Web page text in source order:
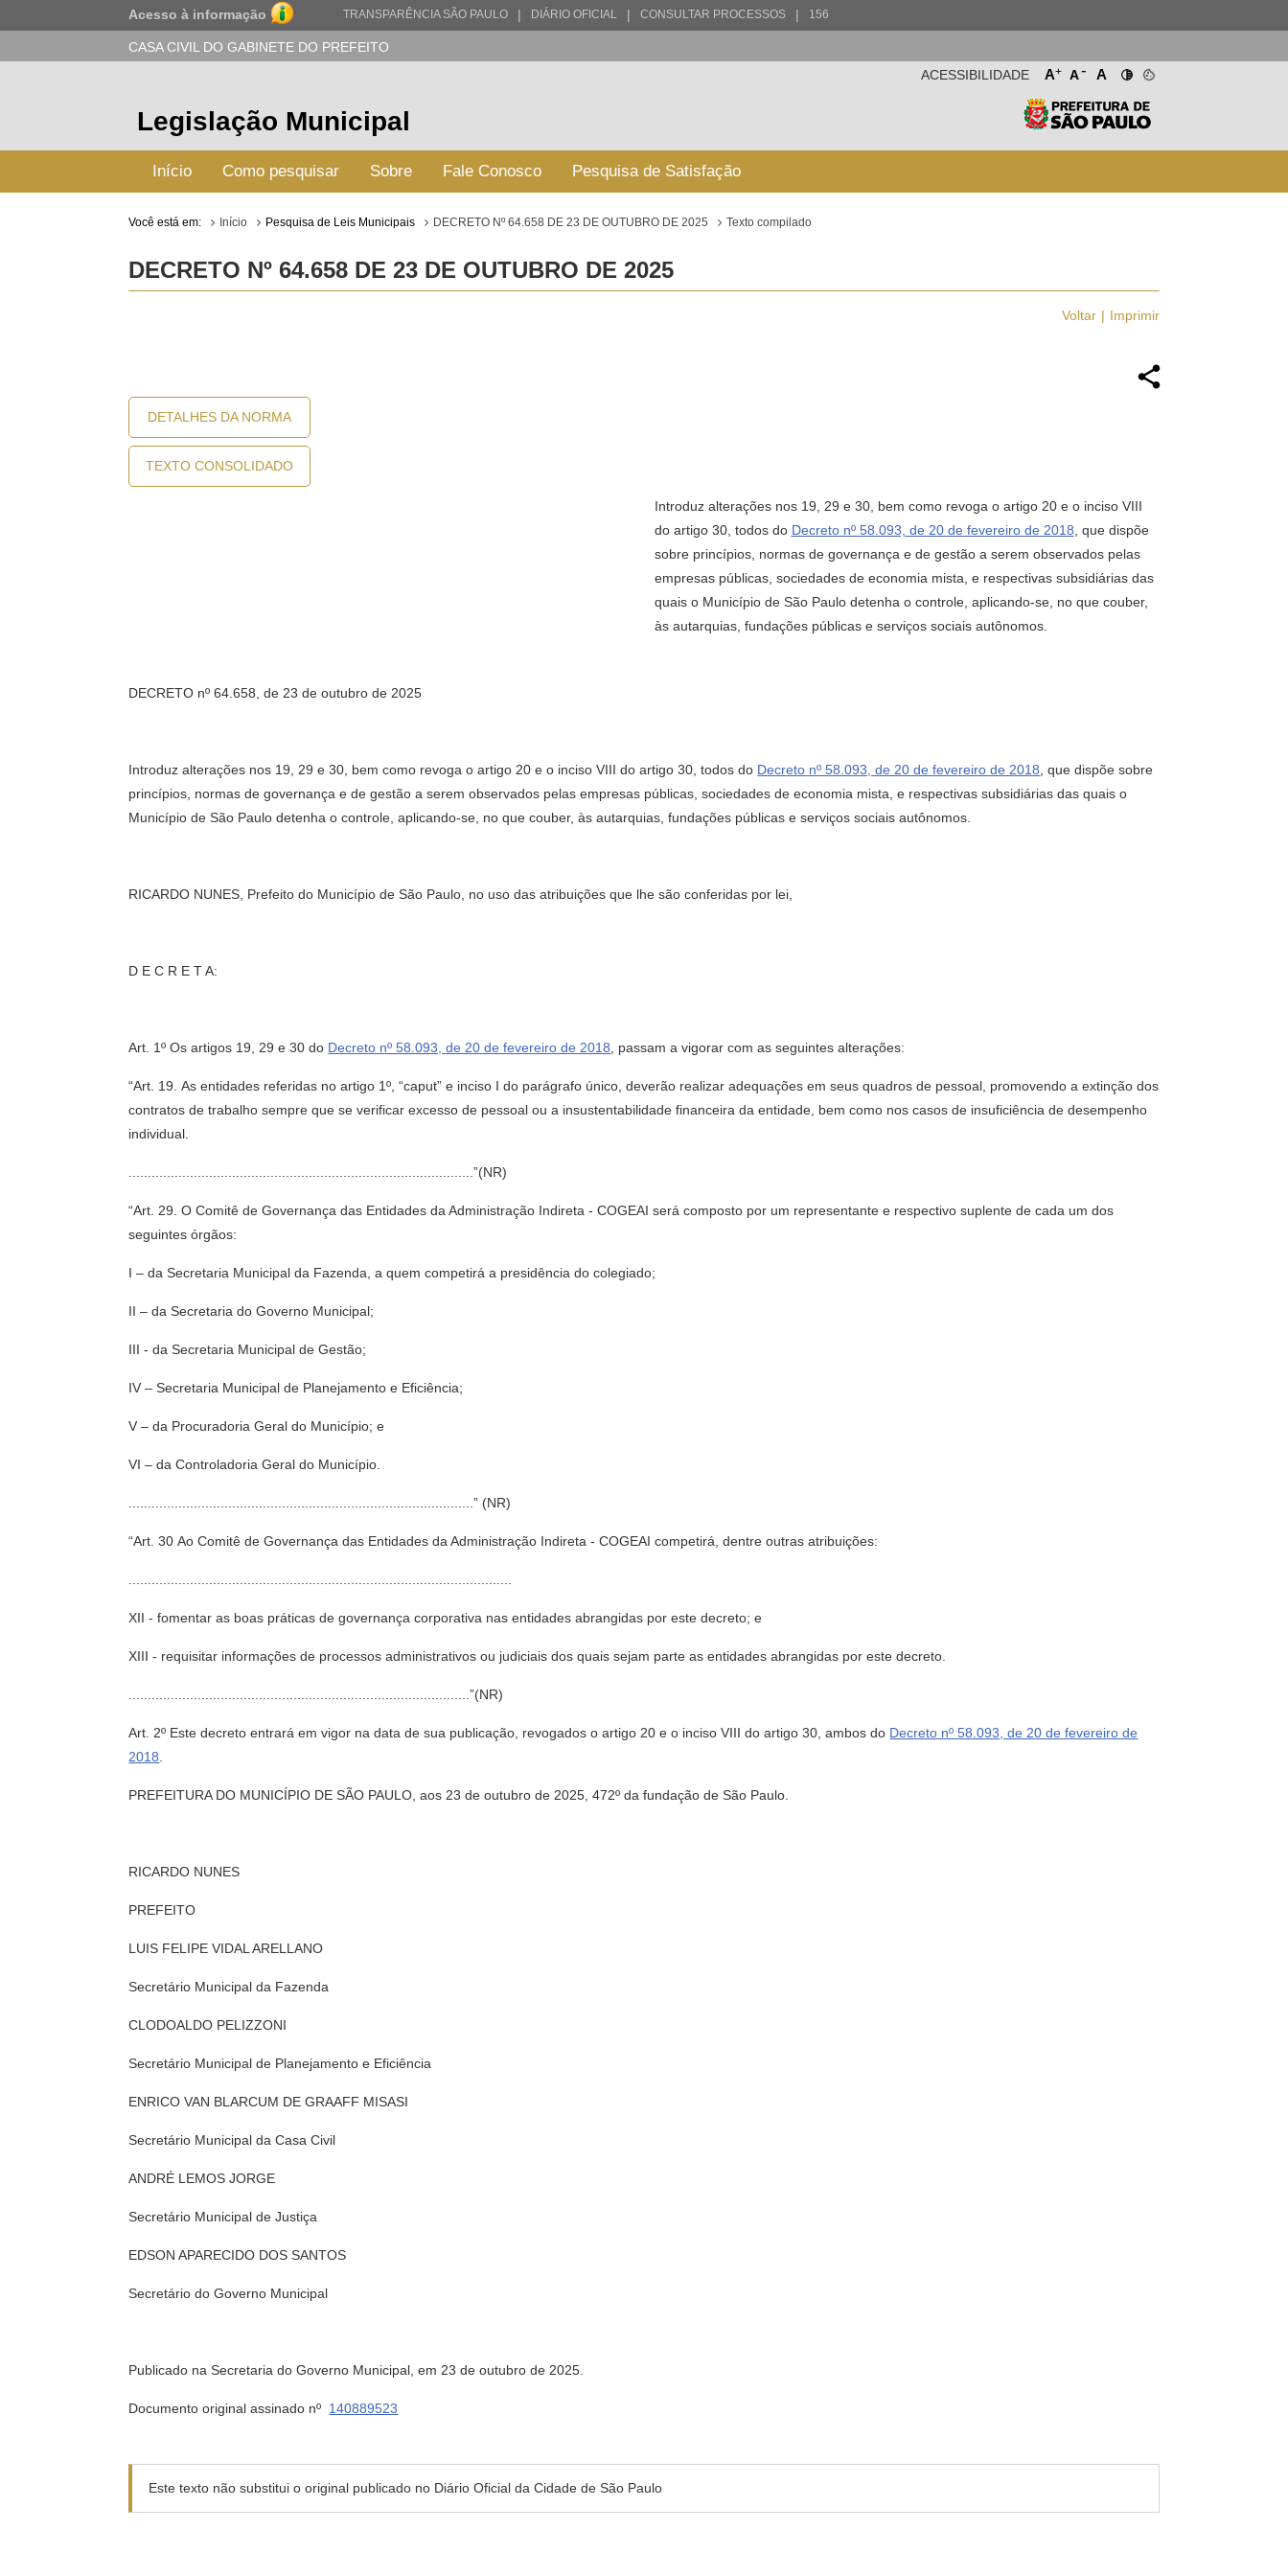
Acesso à informação TRANSPARÊNCIA SÃO PAULO | DIÁRIO OFICIAL | CONSULTAR PROCESSOS | 156
CASA CIVIL DO GABINETE DO PREFEITO
A+ A- A
ACESSIBILIDADE
Legislação Municipal
Início Como pesquisar Sobre Fale Conosco Pesquisa de Satisfação
Você está em: Início Pesquisa de Leis Municipais DECRETO Nº 64.658 DE 23 DE OUTUBRO DE 2025 Texto compilado
DECRETO Nº 64.658 DE 23 DE OUTUBRO DE 2025
Voltar Imprimir
DETALHES DA NORMA
TEXTO CONSOLIDADO
Introduz alterações nos 19, 29 e 30, bem como revoga o artigo 20 e o inciso VIII
do artigo 30, todos do Decreto nº 58.093, de 20 de fevereiro de 2018 , que dispõe
sobre princípios, normas de governança e de gestão a serem observados pelas
empresas públicas, sociedades de economia mista, e respectivas subsidiárias das
quais o Município de São Paulo detenha o controle, aplicando-se, no que couber,
às autarquias, fundações públicas e serviços sociais autônomos.
DECRETO nº 64.658, de 23 de outubro de 2025
Introduz alterações nos 19, 29 e 30, bem como revoga o artigo 20 e o inciso VIII do artigo 30, todos do Decreto nº 58.093, de 20 de fevereiro de 2018 , que dispõe sobre
princípios, normas de governança e de gestão a serem observados pelas empresas públicas, sociedades de economia mista, e respectivas subsidiárias das quais o
Município de São Paulo detenha o controle, aplicando-se, no que couber, às autarquias, fundações públicas e serviços sociais autônomos.
RICARDO NUNES, Prefeito do Município de São Paulo, no uso das atribuições que lhe são conferidas por lei,
D E C R E T A:
Art. 1º Os artigos 19, 29 e 30 do Decreto nº 58.093, de 20 de fevereiro de 2018 , passam a vigorar com as seguintes alterações:
“Art. 19. As entidades referidas no artigo 1º, “caput” e inciso I do parágrafo único, deverão realizar adequações em seus quadros de pessoal, promovendo a extinção dos
contratos de trabalho sempre que se verificar excesso de pessoal ou a insustentabilidade financeira da entidade, bem como nos casos de insuficiência de desempenho
individual.
..........................................................................................”(NR)
“Art. 29. O Comitê de Governança das Entidades da Administração Indireta - COGEAI será composto por um representante e respectivo suplente de cada um dos
seguintes órgãos:
I – da Secretaria Municipal da Fazenda, a quem competirá a presidência do colegiado;
II – da Secretaria do Governo Municipal;
III - da Secretaria Municipal de Gestão;
IV – Secretaria Municipal de Planejamento e Eficiência;
V – da Procuradoria Geral do Município; e
VI – da Controladoria Geral do Município.
..........................................................................................” (NR)
“Art. 30 Ao Comitê de Governança das Entidades da Administração Indireta - COGEAI competirá, dentre outras atribuições:
XII - fomentar as boas práticas de governança corporativa nas entidades abrangidas por este decreto; e
XIII - requisitar informações de processos administrativos ou judiciais dos quais sejam parte as entidades abrangidas por este decreto.
.........................................................................................”(NR)
Art. 2º Este decreto entrará em vigor na data de sua publicação, revogados o artigo 20 e o inciso VIII do artigo 30, ambos do Decreto nº 58.093, de 20 de fevereiro de
2018
PREFEITURA DO MUNICÍPIO DE SÃO PAULO, aos 23 de outubro de 2025, 472º da fundação de São Paulo.
RICARDO NUNES
PREFEITO
LUIS FELIPE VIDAL ARELLANO
Secretário Municipal da Fazenda
CLODOALDO PELIZZONI
Secretário Municipal de Planejamento e Eficiência
ENRICO VAN BLARCUM DE GRAAFF MISASI
Secretário Municipal da Casa Civil
ANDRÉ LEMOS JORGE
Secretário Municipal de Justiça
EDSON APARECIDO DOS SANTOS
Secretário do Governo Municipal
Publicado na Secretaria do Governo Municipal, em 23 de outubro de 2025.
Documento original assinado nº 140889523
Este texto não substitui o original publicado no Diário Oficial da Cidade de São Paulo